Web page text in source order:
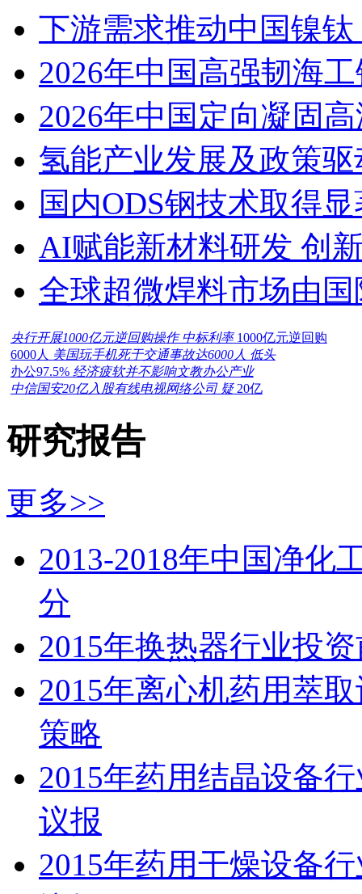
下游需求推动中国镍
2026年中国高强韧海
2026年中国定向凝固
氢能产业发展及政策
国内ODS钢技术取得
AI赋能新材料研发 创
全球超微焊料市场由
央行开展1000亿元逆回购操作 中标利率 1000亿元逆回购
6000人 美国玩手机死于交通事故达6000人 低头
办公97.5% 经济疲软并不影响文教办公产业
中信国安20亿入股有线电视网络公司 疑 20亿
研究报告
更多>>
2013-2018年中国净化
分
2015年换热器行业投
2015年离心机药用萃
策略
2015年药用结晶设备
议报
2015年药用干燥设备